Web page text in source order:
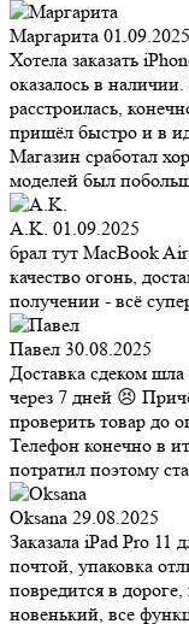
Маргарита 01.09.2025
Хотела заказать
оказалось в
расстроилась,
пришёл быстро и в
Магазин сработал
моделей был
A.K. 01.09.2025
брал тут MacBook
качество огонь,
получении - всё
Павел 30.08.2025
Доставка сдеком
через 7 дней 😣
проверить товар до
Телефон конечно в
потратил поэтому
Oksana 29.08.2025
Заказала iPad Pro 11
почтой, упаковка
повредится в
новенький, все